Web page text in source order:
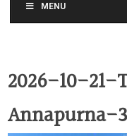
MENU
2026-10-
Annapurna-3